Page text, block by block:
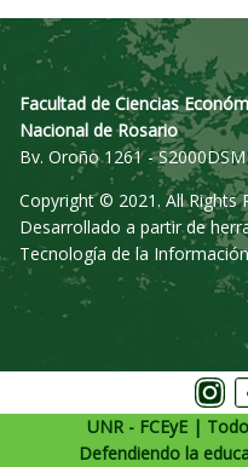
Facultad de Ciencias
Nacional de Rosario
Bv. Oroño 1261 -
Copyright © 2021. All Rights
Desarrollado a partir de
Tecnología de la
UNR - FCEyE |
Defendiendo la